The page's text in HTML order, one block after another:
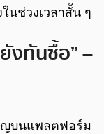
นช่วงเวลาสั้น ๆ
งทันซื้อ” –
ญบนแพลตฟอร์ม